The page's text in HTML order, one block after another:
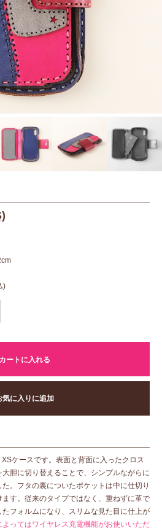
)
カートに入れる
気に入りに追加
ケースです。表面と背面に入ったクロス
胆に切り替えることで、シンプルながらに
。フタの裏についたポケットは中に仕切り
す。従来のタイプではなく、重ねずに革で
フォルムになり、スリムな見た目に仕上が
ってはワイヤレス充電機能がお使いいただ